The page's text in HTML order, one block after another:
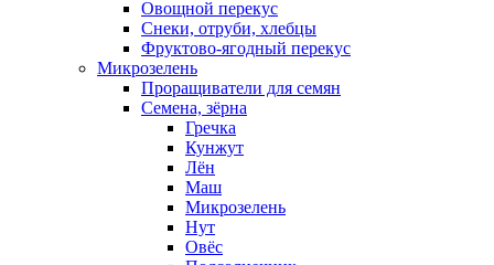
Овощной перекус
Снеки, отруби, хлебцы
Фруктово-ягодный перекус
Микрозелень
Проращиватели для семян
Семена, зёрна
Гречка
Кунжут
Лён
Маш
Микрозелень
Нут
Овёс